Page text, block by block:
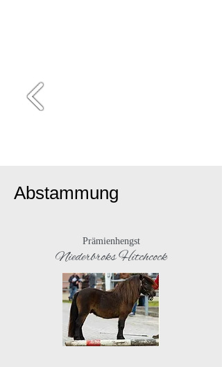
Abstammung
Prämienhengst
Niederbroks Hitchcock